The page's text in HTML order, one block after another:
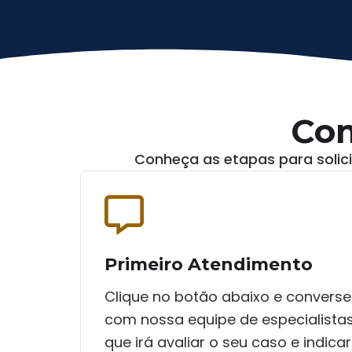
Conheça as etapas para
Primeiro Atendimento
Clique no botão abaixo e converse
com nossa equipe de
que irá avaliar o seu caso e indicar